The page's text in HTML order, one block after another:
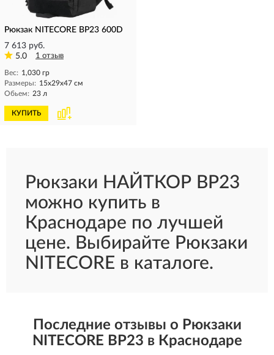
Рюкзак NITECORE BP23 600D
7 613 руб.
5.0
1 отзыв
Вес: 1,030 гр
Размеры: 15х29х47 см
Обьем: 23 л
КУПИТЬ
Рюкзаки НАЙТКОР BP23
можно купить в
Краснодаре по лучшей
цене. Выбирайте Рюкзаки
NITECORE в каталоге.
Последние отзывы о Рюкзаки
NITECORE BP23 в Краснодаре